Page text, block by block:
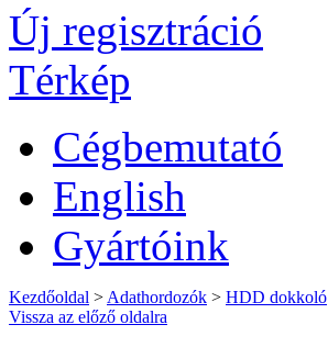
Új regisztráció
Térkép
Cégbemutató
English
Gyártóink
Kezdőoldal > Adathordozók > HDD dokkoló
Vissza az előző oldalra